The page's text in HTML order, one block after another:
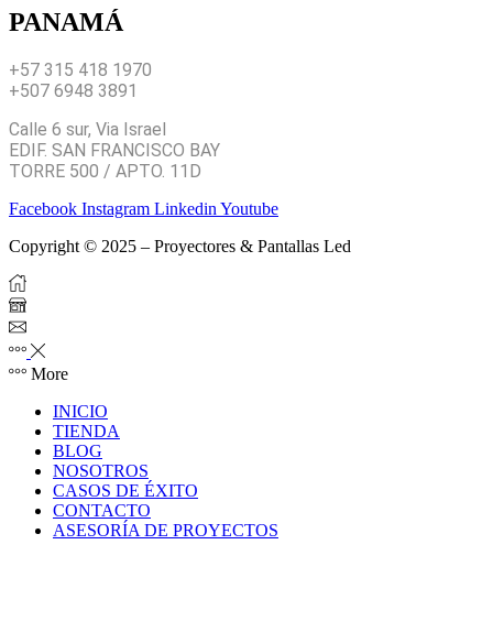
PANAMÁ
+57 315 418 1970
+507 6948 3891
Calle 6 sur, Via Israel
EDIF. SAN FRANCISCO BAY
TORRE 500 / APTO. 11D
Facebook Instagram Linkedin Youtube
Copyright © 2025 – Proyectores & Pantallas Led
More
INICIO
TIENDA
BLOG
NOSOTROS
CASOS DE ÉXITO
CONTACTO
ASESORÍA DE PROYECTOS